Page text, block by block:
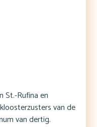
St.-Rufina en
van de
van dertig.